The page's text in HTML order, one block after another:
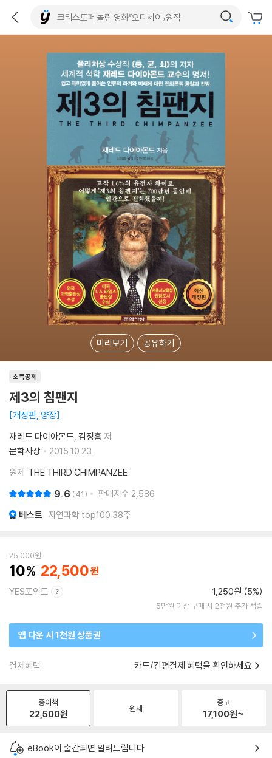
미리보기 공유하기
소득공제
제3의 침팬지
개정판, 양장
재레드 다이아몬드 김정흠 저
문학사상
2015.10.23.
원제 THE THIRD CHIMPANZEE
9.6 41 판매지수 2,586
베스트 자연과학 top100 38주
25,000원
10 22,500
YES포인트 1,250원 (5%)
5만원 이상 구매 시 2천원 추가 적립
앱 다운 시 1천원 상품권
결제혜택 카드/간편결제 혜택을 확인하세요
종이책
22,500원 원제
중고
17,100원~
eBook이 출간되면 알려드립니다.